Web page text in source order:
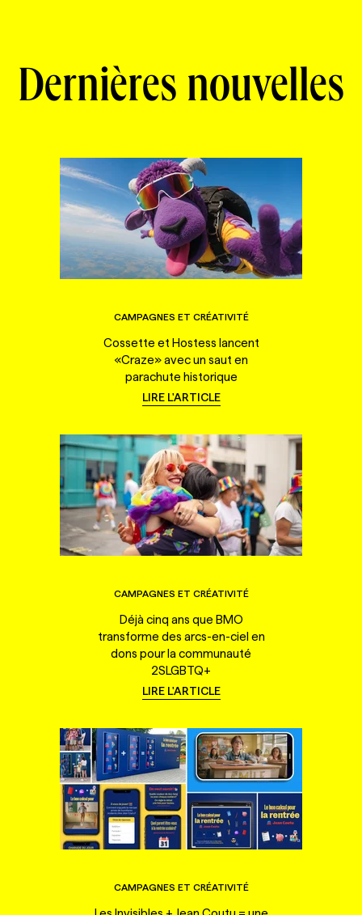
Dernières nouvelles
CAMPAGNES ET CRÉATIVITÉ
Cossette et Hostess lancent
«Craze» avec un saut en
parachute historique
LIRE L'ARTICLE
CAMPAGNES ET CRÉATIVITÉ
Déjà cinq ans que BMO
transforme des arcs-en-ciel en
dons pour la communauté
2SLGBTQ+
LIRE L'ARTICLE
CAMPAGNES ET CRÉATIVITÉ